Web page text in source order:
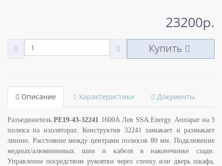
23200р.
Купить
Описание Характеристики Документы
РазъединительРЕ19-43-32241 1600А Лев SSA.Energy. Аппарат на 3
полюса на изоляторах. Конструктив 32241 замыкает и размыкает
линию. Расстояние между центрами полюсов 80 мм. Подключение
медных/алюминиевых шин и кабеля в наконечнике сзади.
Управление посредством рукоятки через стенку или дверь шкафа,